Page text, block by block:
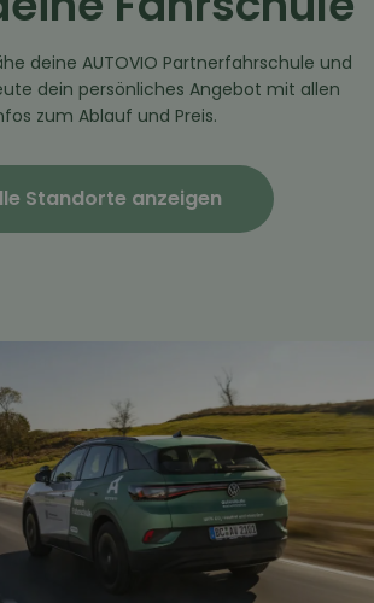
deine AUTOVIO Partnerfahrschule und
dein persönliches Angebot mit allen
zum Ablauf und Preis.
Standorte anzeigen